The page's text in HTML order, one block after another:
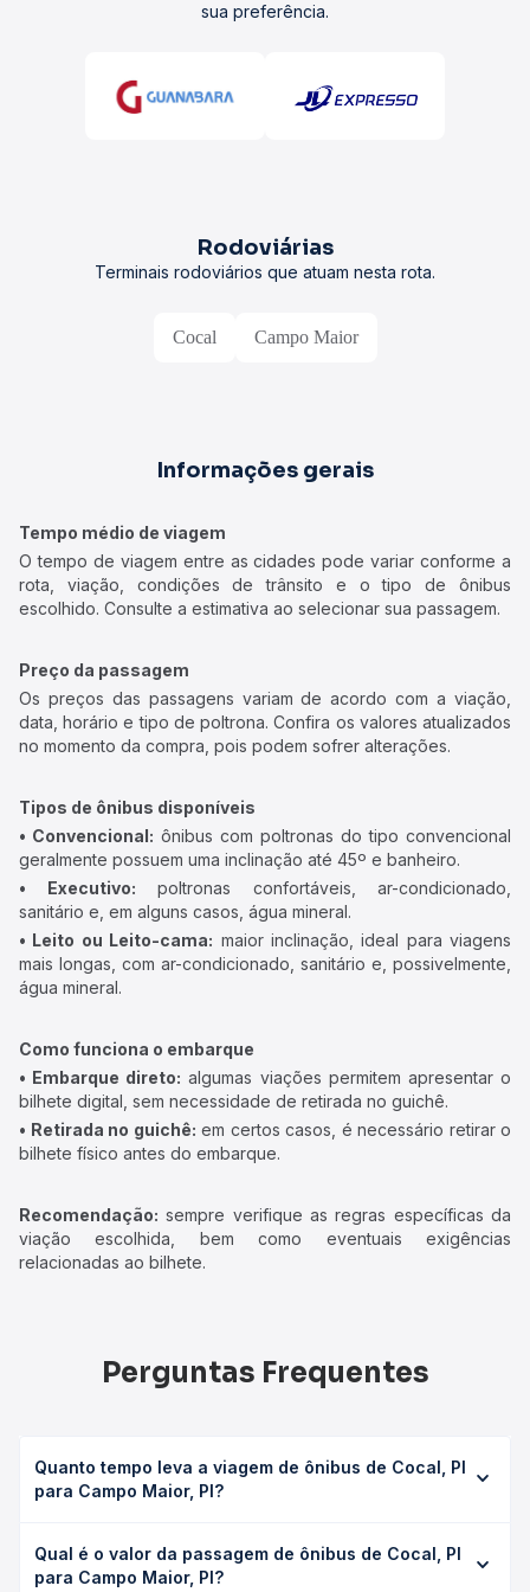
sua preferência.
Rodoviárias
Terminais rodoviários que atuam nesta rota.
Cocal Campo Maior
Informações gerais
Tempo médio de viagem
O tempo de viagem entre as cidades pode variar conforme a
rota, viação, condições de trânsito e o tipo de ônibus
escolhido. Consulte a estimativa ao selecionar sua passagem.
Preço da passagem
Os preços das passagens variam de acordo com a viação,
data, horário e tipo de poltrona. Confira os valores atualizados
no momento da compra, pois podem sofrer alterações.
Tipos de ônibus disponíveis
• Convencional: ônibus com poltronas do tipo convencional
geralmente possuem uma inclinação até 45º e banheiro.
• Executivo: poltronas confortáveis, ar-condicionado,
sanitário e, em alguns casos, água mineral.
• Leito ou Leito-cama: maior inclinação, ideal para viagens
mais longas, com ar-condicionado, sanitário e, possivelmente,
água mineral.
Como funciona o embarque
• Embarque direto: algumas viações permitem apresentar o
bilhete digital, sem necessidade de retirada no guichê.
• Retirada no guichê: em certos casos, é necessário retirar o
bilhete físico antes do embarque.
Recomendação: sempre verifique as regras específicas da
viação escolhida, bem como eventuais exigências
relacionadas ao bilhete.
Perguntas Frequentes
Quanto tempo leva a viagem de ônibus de Cocal, PI
para Campo Maior, PI?
leva em média 3h 36min, podendo variar conforme a
viação, o tipo de serviço (convencional, executivo ou
Qual é o valor da passagem de ônibus de Cocal, PI
para Campo Maior, PI?